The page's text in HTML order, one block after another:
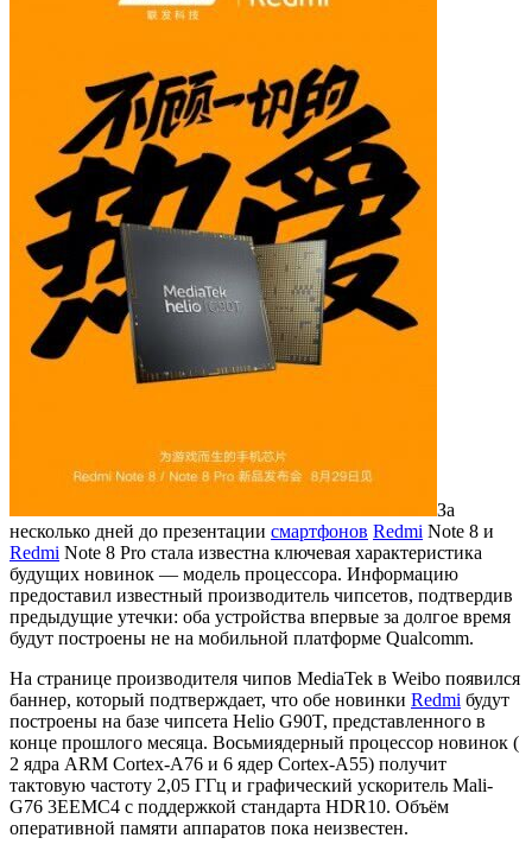
За
несколько дней до презентации смартфонов Redmi Note 8 и
Redmi Note 8 Pro стала известна ключевая характеристика
будущих новинок — модель процессора. Информацию
предоставил известный производитель чипсетов, подтвердив
предыдущие утечки: оба устройства впервые за долгое время
будут построены не на мобильной платформе Qualcomm.
На странице производителя чипов MediaTek в Weibo появился
баннер, который подтверждает, что обе новинки Redmi будут
построены на базе чипсета Helio G90T, представленного в
конце прошлого месяца. Восьмиядерный процессор новинок (
2 ядра ARM Cortex-A76 и 6 ядер Cortex-A55) получит
тактовую частоту 2,05 ГГц и графический ускоритель Mali-
G76 3EEMC4 с поддержкой стандарта HDR10. Объём
оперативной памяти аппаратов пока неизвестен.